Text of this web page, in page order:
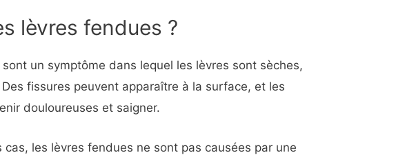
lèvres fendues ?
un symptôme dans lequel les lèvres sont sèches,
fissures peuvent apparaître à la surface, et les
douloureuses et saigner.
cas, les lèvres fendues ne sont pas causées par une